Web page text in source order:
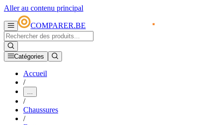
Aller au contenu principal
COMPARER.BE
Catégories
Accueil
/
...
/
Chaussures
/